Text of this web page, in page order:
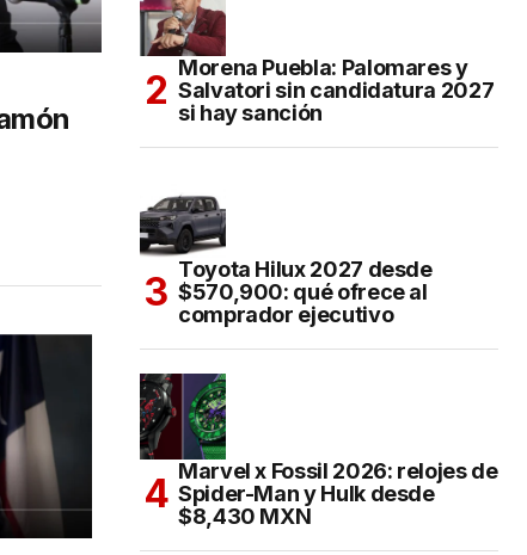
Morena Puebla: Palomares y
Salvatori sin candidatura 2027
si hay sanción
Toyota Hilux 2027 desde
$570,900: qué ofrece al
comprador ejecutivo
Marvel x Fossil 2026: relojes de
Spider-Man y Hulk desde
$8,430 MXN